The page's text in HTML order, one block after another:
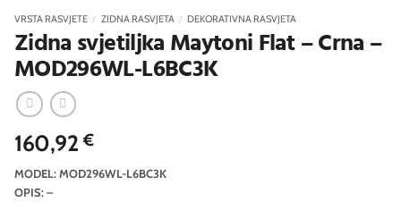
VRSTA RASVJETE / ZIDNA RASVJETA / DEKORATIVNA RASVJETA
Zidna svjetiljka Maytoni Flat – Crna –
MOD296WL-L6BC3K
160,92€
MODEL: MOD296WL-L6BC3K
OPIS: –